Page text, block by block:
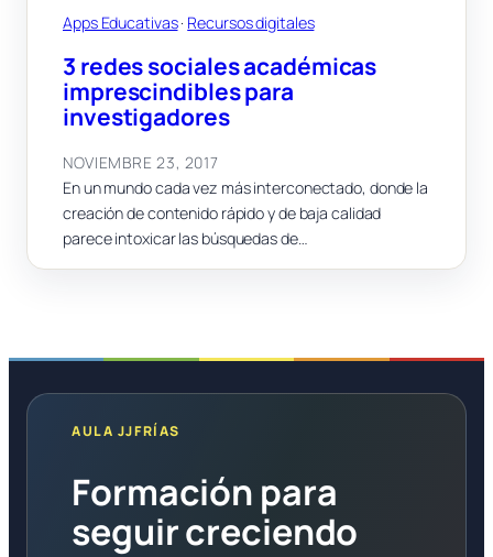
Apps Educativas · Recursos digitales
3 redes sociales académicas
imprescindibles para
investigadores
NOVIEMBRE 23, 2017
En un mundo cada vez más interconectado, donde la
creación de contenido rápido y de baja calidad
parece intoxicar las búsquedas de…
AULA JJFRÍAS
Formación para
seguir creciendo